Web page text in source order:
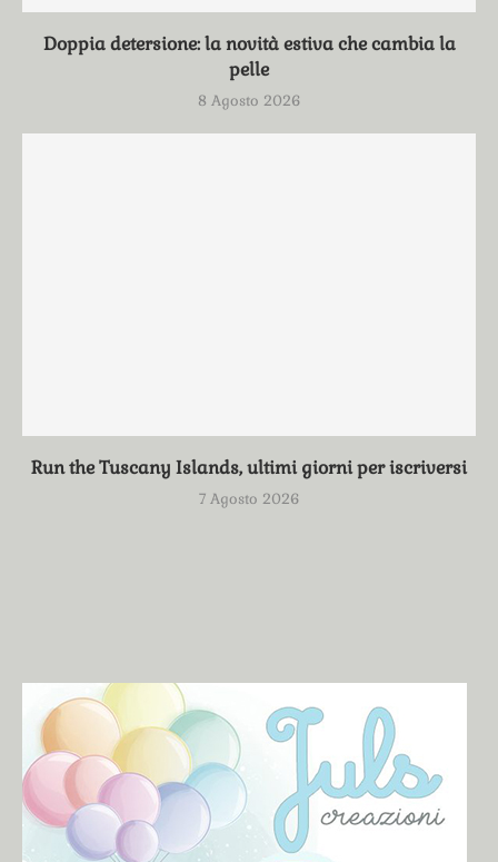
Doppia detersione: la novità estiva che cambia la
pelle
8 Agosto 2026
Run the Tuscany Islands, ultimi giorni per iscriversi
7 Agosto 2026